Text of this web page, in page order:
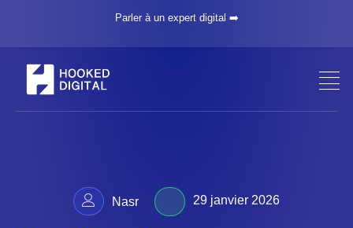
Parler à un expert digital ➡️
Nasr 29 janvier 2026